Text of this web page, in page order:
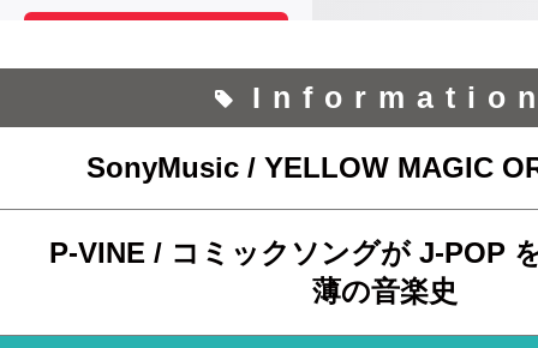
SonyMusic / YELLOW MAGIC
P-VINE / コミックソングが J-POP
薄の音楽史